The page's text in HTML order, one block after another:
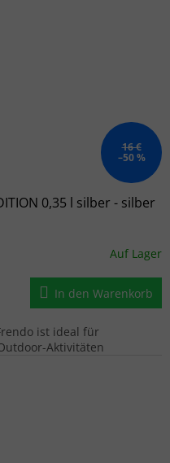
16 €
–50 %
0,35 l silber - silber
Auf Lager
In den Warenkorb
ist ideal für
Aktivitäten